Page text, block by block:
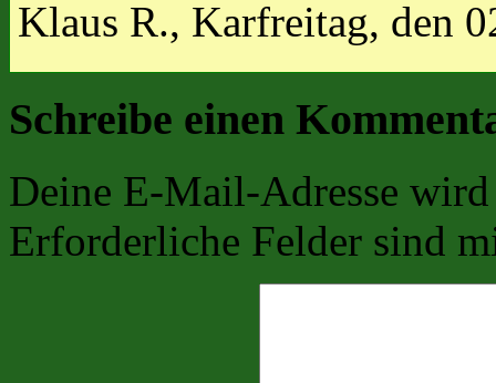
Klaus R., Karfreitag, den
Schreibe einen
Deine E-Mail-Adresse
Erforderliche Felder sind